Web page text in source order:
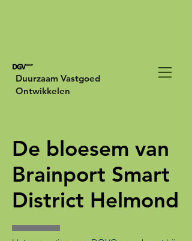
Duurzaam Vastgoed
Ontwikkelen
De bloesem van
Brainport Smart
District Helmond